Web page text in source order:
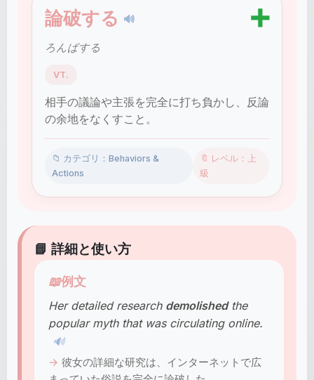
論破する 🔊 ➕
ろんぱする
VT.
相手の議論や主張を完全に打ち負かし、反論
の余地をなくすこと。
📁 カテゴリ：Behaviors &
Actions
🔖 レベル：上
級
📘 詳細と使い方
📖例文
Her detailed research demolishedthe
popular myth that was circulating online.
🔊
彼女の詳細な研究は、インターネットで広